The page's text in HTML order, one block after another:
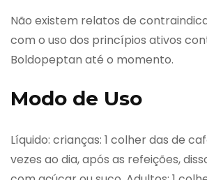
Não existem relatos de
com o uso dos princípios ativos
Boldopeptan até o momento.
Modo de Uso
Líquido: crianças: 1 colher das de
vezes ao dia, após as refeições,